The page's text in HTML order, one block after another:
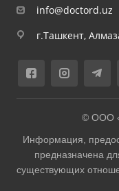
info@doctord.uz
г.Ташкент,
© ООО
Информация,
предназначена
существующих